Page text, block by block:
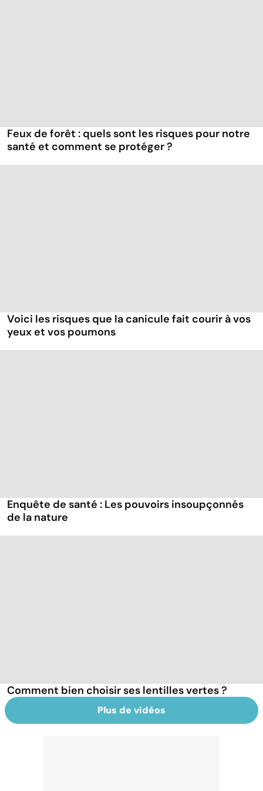
Feux de forêt : quels sont les risques pour notre
santé et comment se protéger ?
Voici les risques que la canicule fait courir à vos
yeux et vos poumons
Enquête de santé : Les pouvoirs insoupçonnés
de la nature
Comment bien choisir ses lentilles vertes ?
Plus de vidéos